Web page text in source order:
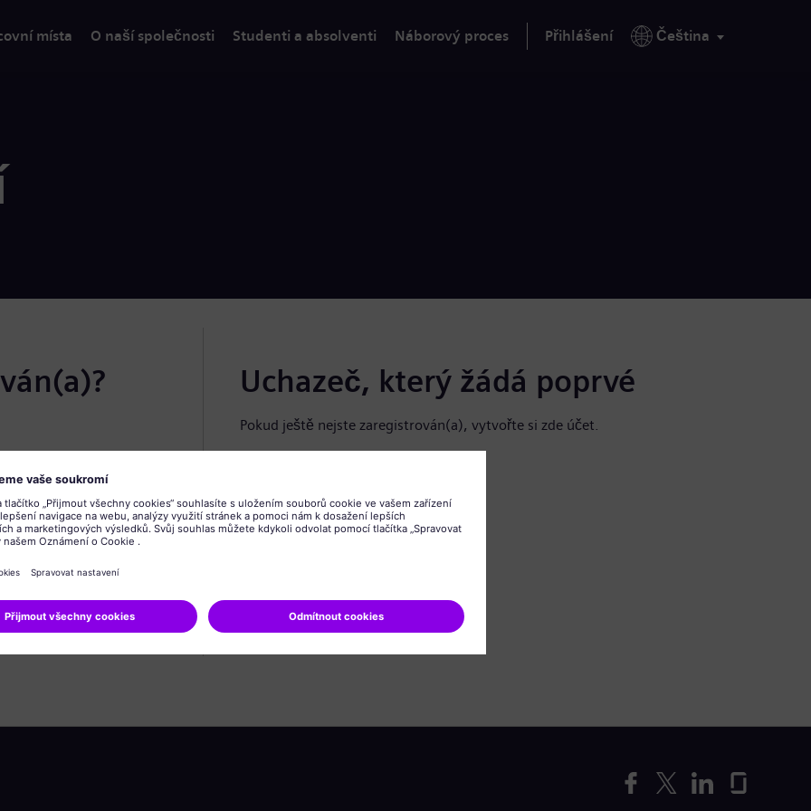
místa O naší společnosti Studenti a absolventi Náborový proces Přihlášení Čeština
Uchazeč, který žádá poprvé
Pokud ještě nejste zaregistrován(a), vytvořte si zde účet.